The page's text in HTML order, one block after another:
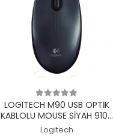
Sepete Ekle
LOGITECH M90 USB OPTİK
KABLOLU MOUSE SİYAH 910-
001793
Logitech